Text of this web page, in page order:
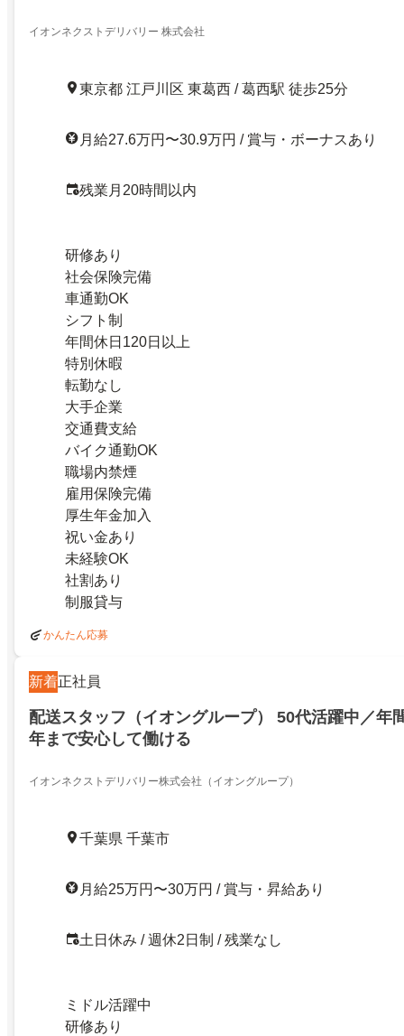
イオンネクストデリバリー 株式会社
東京都 江戸川区 東葛西 / 葛西駅 徒歩25分
月給27.6万円〜30.9万円 / 賞与・ボーナスあり
残業月20時間以内
研修あり
社会保険完備
車通勤OK
シフト制
年間休日120日以上
特別休暇
転勤なし
大手企業
交通費支給
バイク通勤OK
職場内禁煙
雇用保険完備
厚生年金加入
祝い金あり
未経験OK
社割あり
制服貸与
かんたん応募
新着正社員
配送スタッフ（イオングループ） 50代活躍中／年
年まで安心して働ける
イオンネクストデリバリー株式会社（イオングループ）
千葉県 千葉市
月給25万円〜30万円 / 賞与・昇給あり
土日休み / 週休2日制 / 残業なし
ミドル活躍中
研修あり